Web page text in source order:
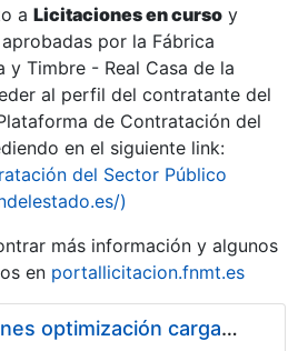
a Licitaciones en curso y
por la Fábrica
y Timbre - Real Casa de la
al perfil del contratante del
de Contratación del
en el siguiente link:
del Sector Público
)
más información y algunos
en portallicitacion.fnmt.es
Pliego condiciones optimización cargas compras firmado